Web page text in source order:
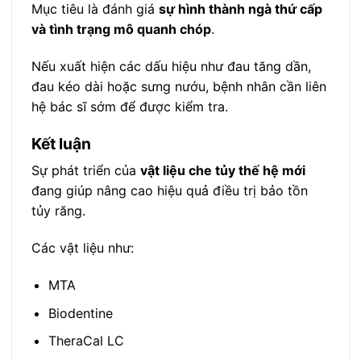
Mục tiêu là đánh giá sự hình thành ngà thứ cấp
và tình trạng mô quanh chóp.
Nếu xuất hiện các dấu hiệu như đau tăng dần,
đau kéo dài hoặc sưng nướu, bệnh nhân cần liên
hệ bác sĩ sớm để được kiểm tra.
Kết luận
Sự phát triển của vật liệu che tủy thế hệ mới
đang giúp nâng cao hiệu quả điều trị bảo tồn
tủy răng.
Các vật liệu như:
MTA
Biodentine
TheraCal LC